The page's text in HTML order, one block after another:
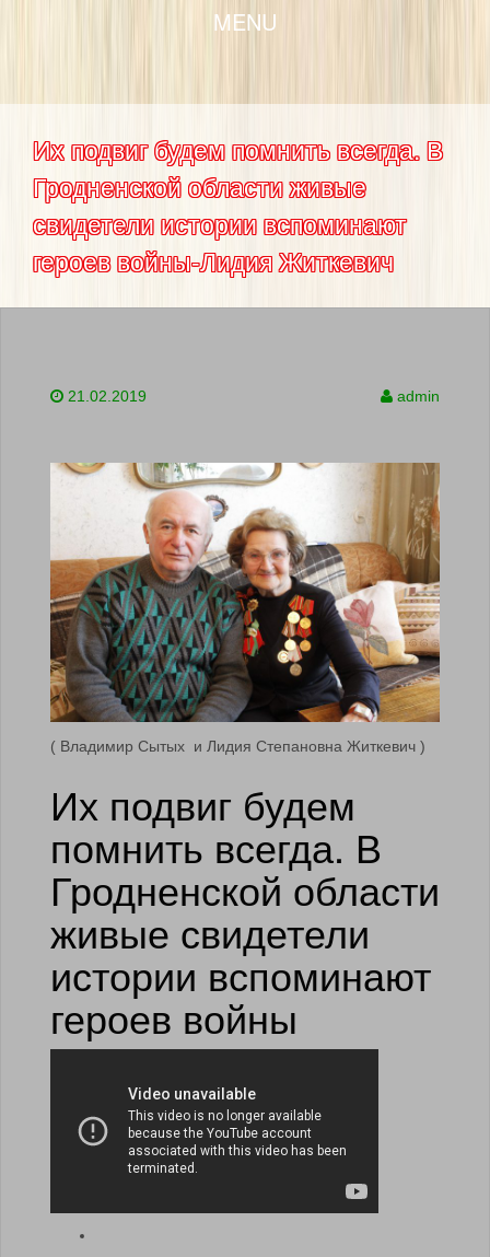
MENU
Их подвиг будем помнить всегда. В
Гродненской области живые
свидетели истории вспоминают
героев войны-Лидия Житкевич
21.02.2019 admin
( Владимир Сытых и Лидия Степановна Житкевич )
Их подвиг будем
помнить всегда. В
Гродненской области
живые свидетели
истории вспоминают
героев войны